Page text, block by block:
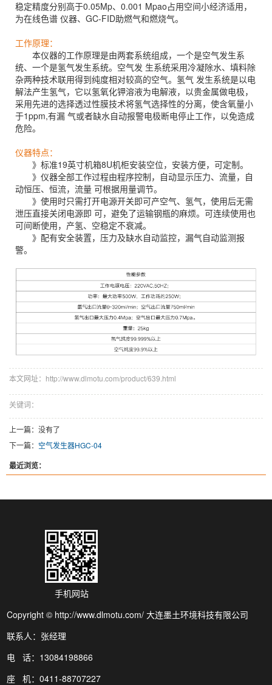
稳定精度分别高于0.05Mp、0.001 Mpao占用空间小经济适用，
为在线色谱 仪器、GC-FID助燃气和燃烧气。
工作原理：
本仪器的工作原理是由两套系统组成，一个是空气发生系
统、一个是氢气发生系统。空气发 生系统采用冷凝除水、填料除
杂两种技术联用得到纯度相对较高的空气。氢气 发生系统是以电
解法产生氢气，它以氢氧化钾溶液为电解液，以贵金属做电极，
采用先进的选择透过性膜技术将氢气选择性的分离，使含氧量小
于1ppm,有漏 气或者缺水自动报警电极断电停止工作，以免造成
危险。
仪器特点：
》标准19英寸机箱8U机柜安装空位，安装方便，可定制。
》仪器全部工作过程由程序控制，自动显示压力、流量，自
动恒压、恒流，流量 可根据用量调节。
》使用时只需打开电源开关即可产空气、氢气，使用后无需
泄压直接关闭电源即 可，避免了运输钢瓶的麻烦。可连续使用也
可间断使用，产氢、空稳定不衰减。
》配有安全装置，压力及缺水自动监控，漏气自动监测报
警。
本文网址：http://www.dlmotu.com/product/639.html
关键词：
上一篇：没有了
下一篇： 空气发生器HGC-04
最近浏览：
手机网站
Copyright © http://www.dlmotu.com/ 大连墨土环境科技有限公司
联系人：张经理
电 话：13084198866
座 机：0411-88707227